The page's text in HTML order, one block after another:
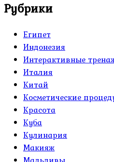
Рубрики
Египет
Индонезия
Интерактивные
Италия
Китай
Косметические
Красота
Куба
Кулинария
Макияж